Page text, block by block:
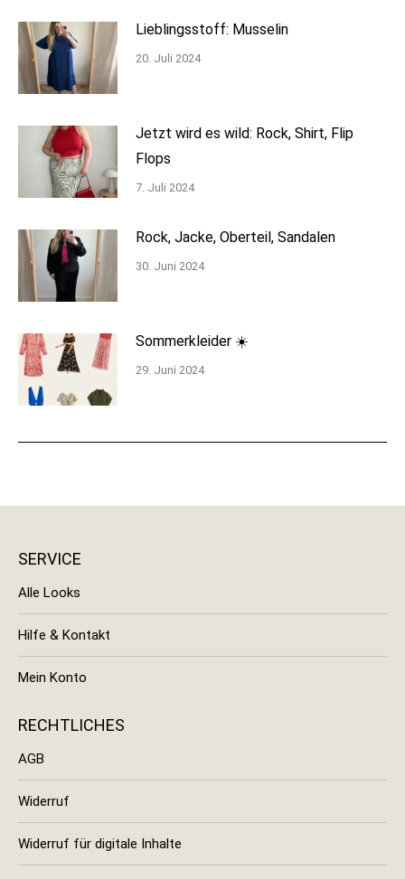
Lieblingsstoff: Musselin
20. Juli 2024
Jetzt wird es wild: Rock, Shirt, Flip
Flops
7. Juli 2024
Rock, Jacke, Oberteil, Sandalen
30. Juni 2024
Sommerkleider ☀️
29. Juni 2024
SERVICE
Alle Looks
Hilfe & Kontakt
Mein Konto
RECHTLICHES
AGB
Widerruf
Widerruf für digitale Inhalte